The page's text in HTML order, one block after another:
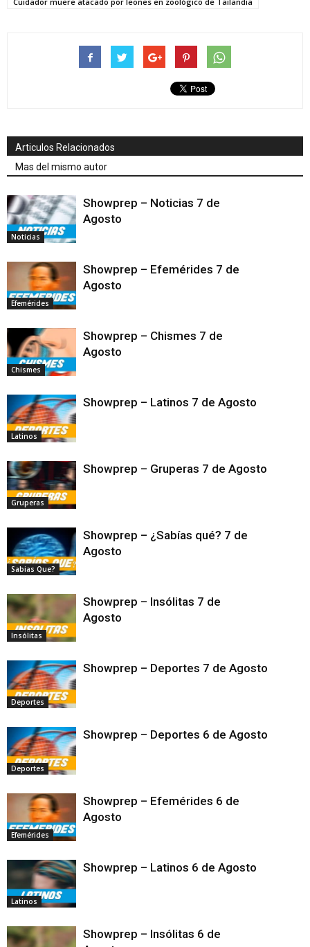
Articulos Relacionados
Mas del mismo autor
Noticias
Showprep – Noticias 7 de
Agosto
Efemérides
Showprep – Efemérides 7 de
Agosto
Chismes
Showprep – Chismes 7 de
Agosto
Latinos
Showprep – Latinos 7 de Agosto
Gruperas
Showprep – Gruperas 7 de Agosto
Sabias Que?
Showprep – ¿Sabías qué? 7 de
Agosto
Insólitas
Showprep – Insólitas 7 de
Agosto
Deportes
Showprep – Deportes 7 de Agosto
Deportes
Showprep – Deportes 6 de Agosto
Efemérides
Showprep – Efemérides 6 de
Agosto
Latinos
Showprep – Latinos 6 de Agosto
Showprep – Insólitas 6 de